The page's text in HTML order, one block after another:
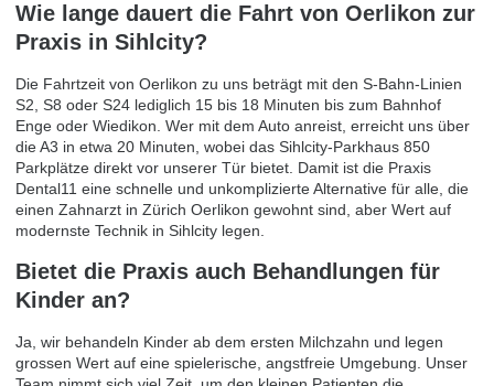
Wie lange dauert die Fahrt von Oerlikon zur
Praxis in Sihlcity?
Die Fahrtzeit von Oerlikon zu uns beträgt mit den S-Bahn-Linien
S2, S8 oder S24 lediglich 15 bis 18 Minuten bis zum Bahnhof
Enge oder Wiedikon. Wer mit dem Auto anreist, erreicht uns über
die A3 in etwa 20 Minuten, wobei das Sihlcity-Parkhaus 850
Parkplätze direkt vor unserer Tür bietet. Damit ist die Praxis
Dental11 eine schnelle und unkomplizierte Alternative für alle, die
einen Zahnarzt in Zürich Oerlikon gewohnt sind, aber Wert auf
modernste Technik in Sihlcity legen.
Bietet die Praxis auch Behandlungen für
Kinder an?
Ja, wir behandeln Kinder ab dem ersten Milchzahn und legen
grossen Wert auf eine spielerische, angstfreie Umgebung. Unser